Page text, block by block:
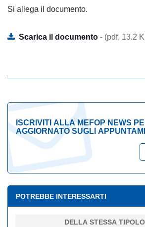
Si allega il documento.
Scarica il documento - (pdf, 13.2
ISCRIVITI ALLA MEFOP NEWS
AGGIORNATO SUGLI
POTREBBE INTERESSARTI
DELLA STESSA